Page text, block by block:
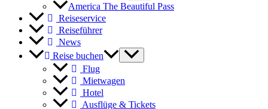
America The Beautiful Pass
Reiseservice
Reiseführer
News
Reise buchen
Flug
Mietwagen
Hotel
Ausflüge & Tickets